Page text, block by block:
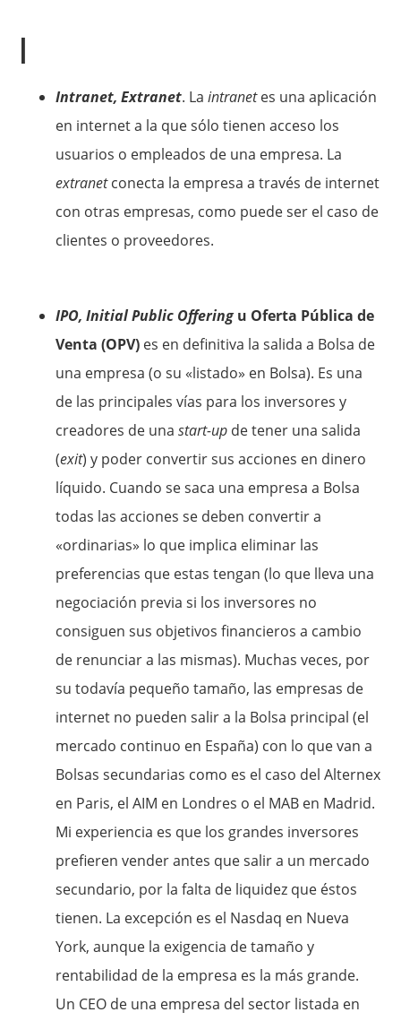
I
Intranet, Extranet. Laintranetes una aplicación
en internet a la que sólo tienen acceso los
usuarios o empleados de una empresa. La
extranetconecta la empresa a través de internet
con otras empresas, como puede ser el caso de
clientes o proveedores.
IPO, Initial Public Offeringu Oferta Pública de
Venta (OPV) es en definitiva la salida a Bolsa de
una empresa (o su «listado» en Bolsa). Es una
de las principales vías para los inversores y
creadores de unastart-up de tener una salida
(exit) y poder convertir sus acciones en dinero
líquido. Cuando se saca una empresa a Bolsa
todas las acciones se deben convertir a
«ordinarias» lo que implica eliminar las
preferencias que estas tengan (lo que lleva una
negociación previa si los inversores no
consiguen sus objetivos financieros a cambio
de renunciar a las mismas). Muchas veces, por
su todavía pequeño tamaño, las empresas de
internet no pueden salir a la Bolsa principal (el
mercado continuo en España) con lo que van a
Bolsas secundarias como es el caso del Alternex
en Paris, el AIM en Londres o el MAB en Madrid.
Mi experiencia es que los grandes inversores
prefieren vender antes que salir a un mercado
secundario, por la falta de liquidez que éstos
tienen. La excepción es el Nasdaq en Nueva
York, aunque la exigencia de tamaño y
rentabilidad de la empresa es la más grande.
Un CEO de una empresa del sector listada en